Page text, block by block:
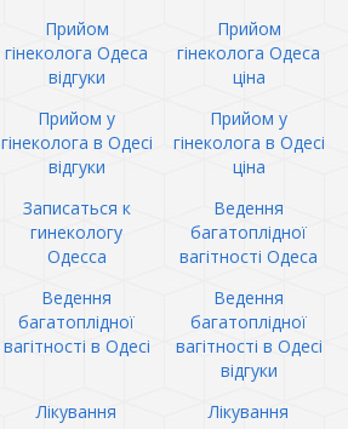
Прийом
гінеколога Одеса
відгуки
Прийом
гінеколога Одеса
ціна
Прийом у
гінеколога в Одесі
відгуки
Прийом у
гінеколога в Одесі
ціна
Записаться к
гинекологу
Одесса
Ведення
багатоплідної
вагітності Одеса
Ведення
багатоплідної
вагітності в Одесі
Ведення
багатоплідної
вагітності в Одесі
відгуки
Лікування
Лікування